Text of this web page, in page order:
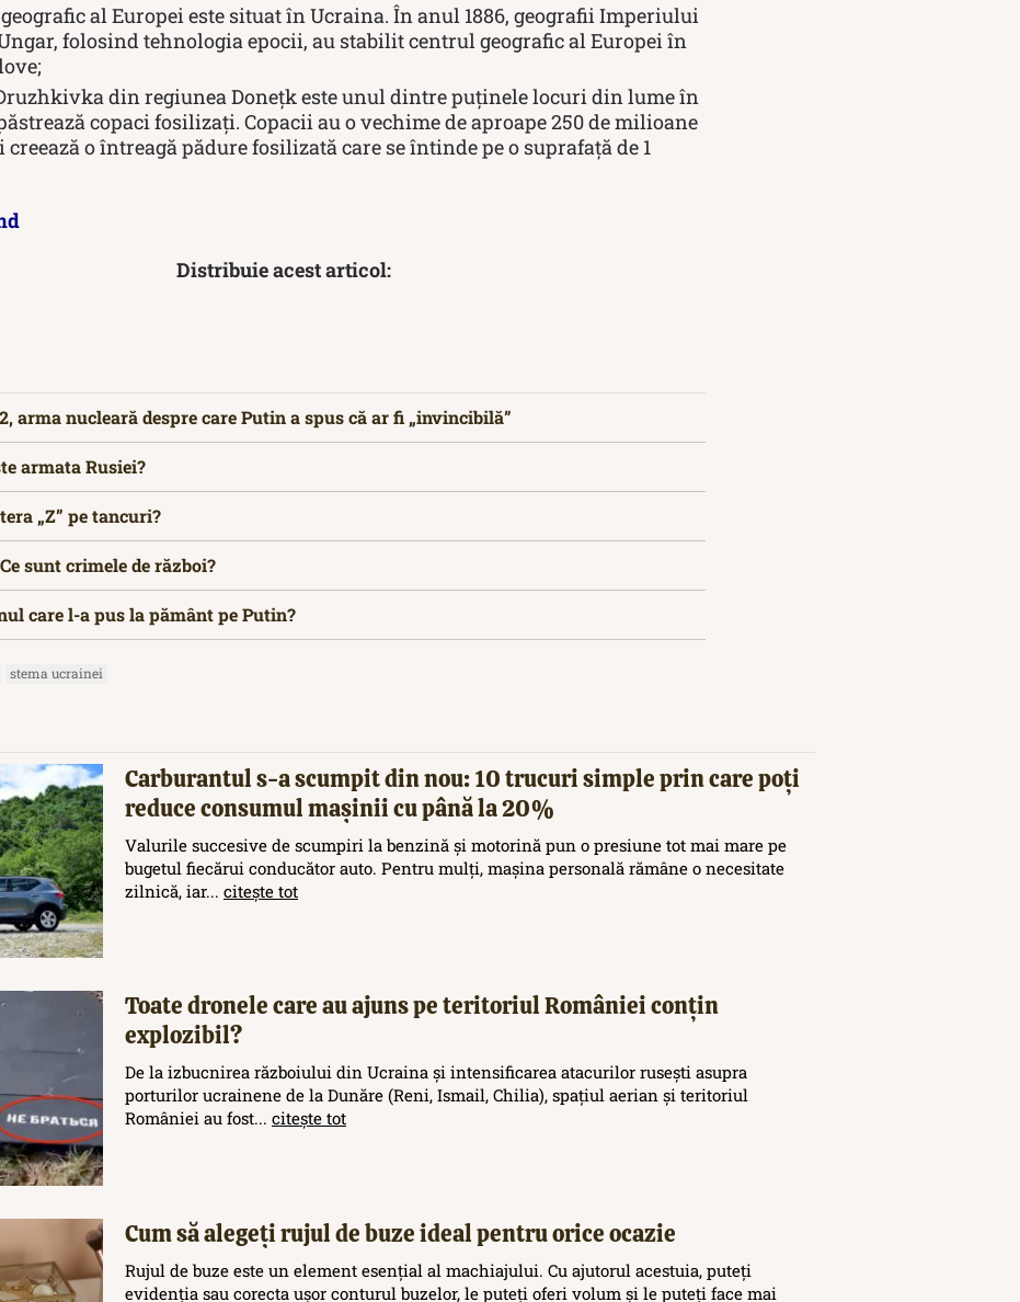
al Europei este situat în Ucraina. În anul 1886, geografii Imperiului
folosind tehnologia epocii, au stabilit centrul geografic al Europei în
din regiunea Donețk este unul dintre puținele locuri din lume în
copaci fosilizați. Copacii au o vechime de aproape 250 de milioane
creează o întreagă pădure fosilizată care se întinde pe o suprafață de 1
Distribuie acest articol:
arma nucleară despre care Putin a spus că ar fi „invincibilă”
armata Rusiei?
„Z” pe tancuri?
sunt crimele de război?
care l-a pus la pământ pe Putin?
stema ucrainei
Carburantul s-a scumpit din nou: 10 trucuri simple prin care poți
reduce consumul mașinii cu până la 20%
Valurile succesive de scumpiri la benzină și motorină pun o presiune tot mai mare pe
bugetul fiecărui conducător auto. Pentru mulți, mașina personală rămâne o necesitate
zilnică, iar... citește tot
Toate dronele care au ajuns pe teritoriul României conțin
explozibil?
De la izbucnirea războiului din Ucraina și intensificarea atacurilor rusești asupra
porturilor ucrainene de la Dunăre (Reni, Ismail, Chilia), spațiul aerian și teritoriul
României au fost... citește tot
Cum să alegeți rujul de buze ideal pentru orice ocazie
Rujul de buze este un element esențial al machiajului. Cu ajutorul acestuia, puteți
evidenția sau corecta ușor conturul buzelor, le puteți oferi volum și le puteți face mai